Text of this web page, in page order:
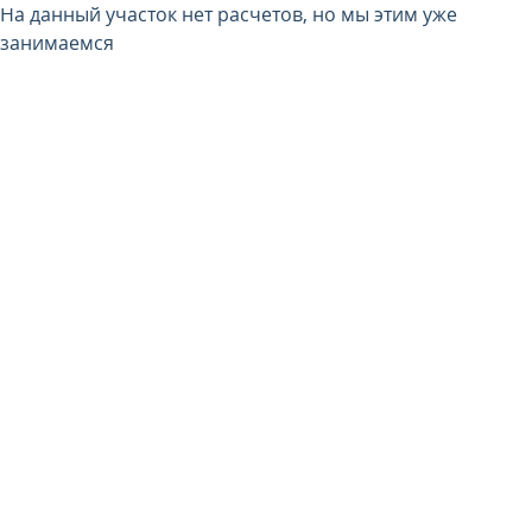
На данный участок нет расчетов, но мы этим уже
занимаемся